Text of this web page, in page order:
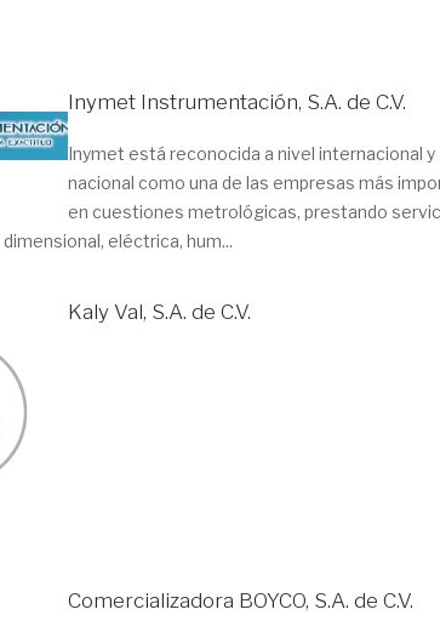
Inymet Instrumentación, S.A. de C.V.
Inymet está reconocida a nivel internacional y
nacional como una de las empresas más
en cuestiones metrológicas, prestando
eléctrica, hum...
Kaly Val, S.A. de C.V.
Comercializadora BOYCO, S.A. de C.V.